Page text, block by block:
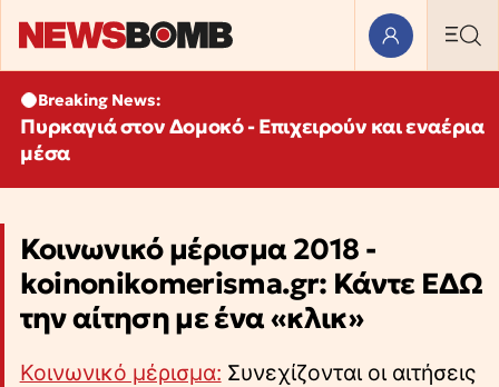
Breaking News:
Πυρκαγιά στον Δομοκό - Επιχειρούν και εναέρια
μέσα
Κοινωνικό μέρισμα 2018 -
koinonikomerisma.gr: Κάντε ΕΔΩ
την αίτηση με ένα «κλικ»
Κοινωνικό μέρισμα: Συνεχίζονται οι αιτήσεις